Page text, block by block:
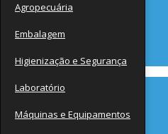
Agropecuária
Embalagem
Higienização e Segurança
Laboratório
Máquinas e Equipamentos
Notícias